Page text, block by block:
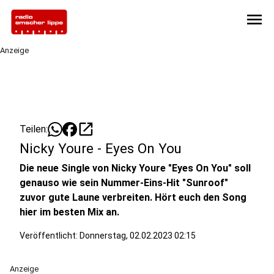
menu
Anzeige
Teilen: open_in_new
Nicky Youre - Eyes On You
Die neue Single von Nicky Youre "Eyes On You" soll
genauso wie sein Nummer-Eins-Hit "Sunroof"
zuvor gute Laune verbreiten. Hört euch den Song
hier im besten Mix an.
Veröffentlicht: Donnerstag, 02.02.2023 02:15
Anzeige